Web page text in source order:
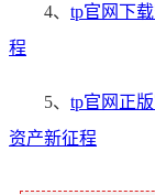
4、 tp官网下
程
5、 tp官网正
资产新征程